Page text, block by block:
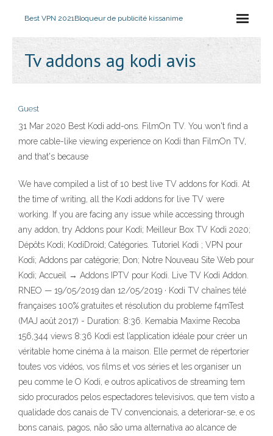
Best VPN 2021Bloqueur de publicité kissanime
Tv addons ag kodi avis
Guest
31 Mar 2020 Best Kodi add-ons. FilmOn TV. You won't find a
more cable-like viewing experience on Kodi than FilmOn TV,
and that's because
We have compiled a list of 10 best live TV addons for Kodi. At
the time of writing, all the Kodi addons for live TV were
working. If you are facing any issue while accessing through
any addon, try Addons pour Kodi; Meilleur Box TV Kodi 2020;
Dépôts Kodi; KodiDroid; Catégories. Tutoriel Kodi ; VPN pour
Kodi; Addons par catégorie; Don; Notre Nouveau Site Web pour
Kodi; Accueil → Addons IPTV pour Kodi. Live TV Kodi Addon.
RNEO — 19/05/2019 dan 12/05/2019 · Kodi TV chaînes télé
françaises 100% gratuites et résolution du probleme f4mTest
(MAJ août 2017) - Duration: 8:36. Kemabia Maxime Recoba
156,344 views 8:36 Kodi est l’application idéale pour créer un
véritable home cinéma à la maison. Elle permet de répertorier
toutes vos vidéos, vos films et vos séries et les organiser un
peu comme le O Kodi, e outros aplicativos de streaming tem
sido procurados pelos espectadores televisivos, que tem visto a
qualidade dos canais de TV convencionais, a deteriorar-se, e os
bons canais, pagos, não são uma alternativa ao alcance de